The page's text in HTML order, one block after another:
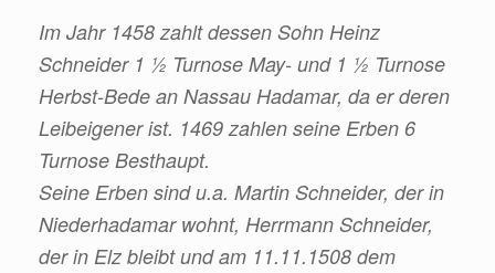
Im Jahr 1458 zahlt dessen Sohn Heinz
Schneider 1 ½ Turnose May- und 1 ½ Turnose
Herbst-Bede an Nassau Hadamar, da er deren
Leibeigener ist. 1469 zahlen seine Erben 6
Turnose Besthaupt.
Seine Erben sind u.a. Martin Schneider, der in
Niederhadamar wohnt, Herrmann Schneider,
der in Elz bleibt und am 11.11.1508 dem